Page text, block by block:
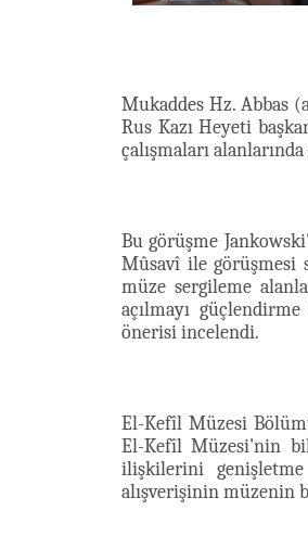
Mukaddes Hz. Abbas
Rus Kazı Heyeti
çalışmaları
Bu görüşme
Mûsavî ile görüşmesi
müze sergileme
açılmayı
önerisi incelendi.
El-Kefîl Müzesi
El-Kefîl Müzesi'nin
ilişkilerini
alışverişinin müzenin